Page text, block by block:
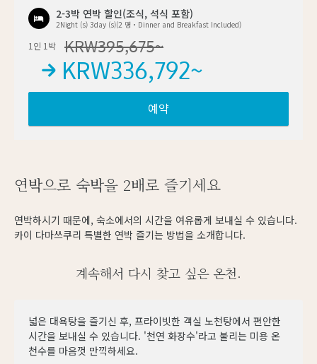
2-3박 연박 할인(조식, 석식 포함)
2Night (s) 3day (s)(2 명・Dinner and Breakfast Included)
1인 1박 KRW395,675~
KRW336,792~
예약
연박으로 숙박을 2배로 즐기세요
연박하시기 때문에, 숙소에서의 시간을 여유롭게 보내실 수 있습니다.
카이 다마쓰쿠리 특별한 연박 즐기는 방법을 소개합니다.
계속해서 다시 찾고 싶은 온천.
넓은 대욕탕을 즐기신 후, 프라이빗한 객실 노천탕에서 편안한
시간을 보내실 수 있습니다. '천연 화장수'라고 불리는 미용 온
천수를 마음껏 만끽하세요.